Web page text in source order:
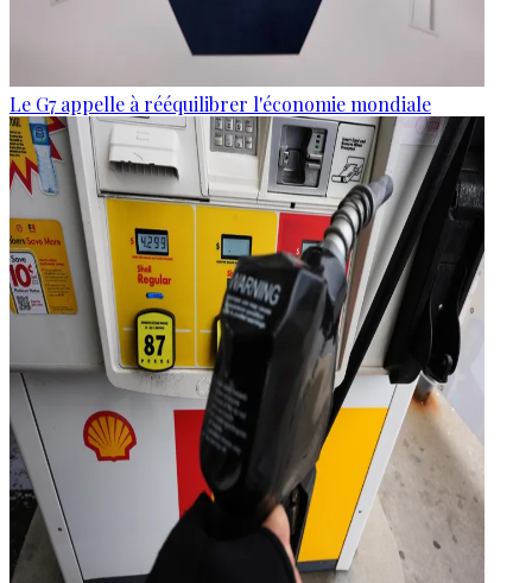
Le G7 appelle à rééquilibrer l'économie mondiale